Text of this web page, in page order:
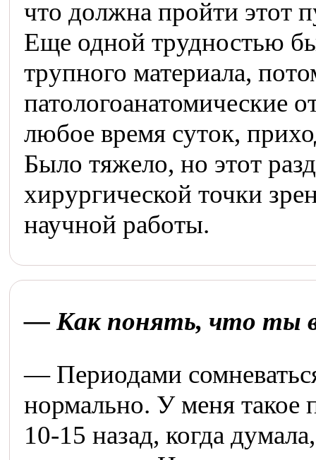
что должна пройти этот
Еще одной трудностью
трупного материала,
патологоанатомические
любое время суток,
Было тяжело, но этот
хирургической точки
научной работы.
— Как понять, что ты
— Периодами
нормально. У меня такое
10-15 назад, когда